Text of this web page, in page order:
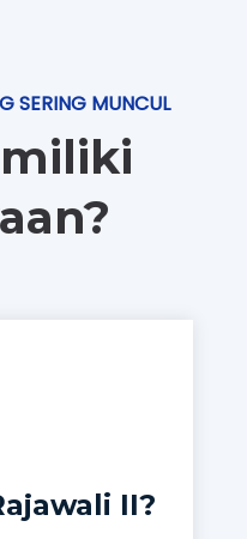
SERING MUNCUL
II?